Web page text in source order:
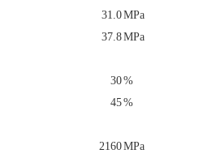
31.0MPa
37.8MPa
30%
45%
2160MPa